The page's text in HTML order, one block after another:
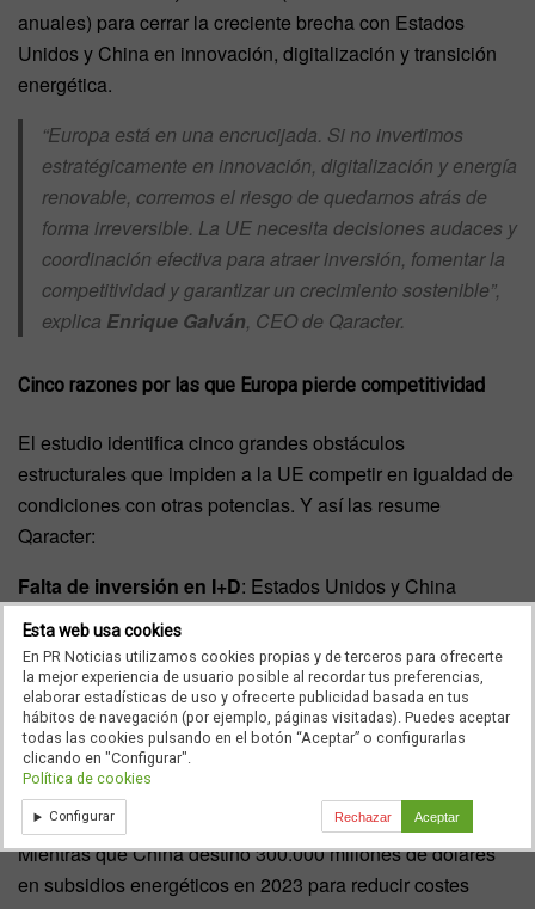
anuales) para cerrar la creciente brecha con Estados
Unidos y China en innovación, digitalización y transición
energética.
“Europa está en una encrucijada. Si no invertimos
estratégicamente en innovación, digitalización y energía
renovable, corremos el riesgo de quedarnos atrás de
forma irreversible. La UE necesita decisiones audaces y
coordinación efectiva para atraer inversión, fomentar la
competitividad y garantizar un crecimiento sostenible”,
explica Enrique Galván, CEO de Qaracter.
Cinco razones por las que Europa pierde competitividad
El estudio identifica cinco grandes obstáculos
estructurales que impiden a la UE competir en igualdad de
condiciones con otras potencias. Y así las resume
Qaracter:
Falta de inversión en I+D: Estados Unidos y China
superan ampliamente a la UE en innovación. En 2023, las
siete grandes tecnológicas estadounidenses invirtieron
200.000 millones de dólares en I+D, equivalente al 50% de
toda la inversión en I+D pública y privada de la UE.
Dependencia energética no sostenible
dependiendo de importaciones energéticas, lo que
encarece su producción y afecta su competitividad.
Mientras que China destinó 300.000 millones de dólares
en subsidios energéticos en 2023 para reducir costes
Esta web usa cookies
En PR Noticias utilizamos cookies propias y de terceros para ofrecerte
la mejor experiencia de usuario posible al recordar tus preferencias,
elaborar estadísticas de uso y ofrecerte publicidad basada en tus
hábitos de navegación (por ejemplo, páginas visitadas). Puedes aceptar
todas las cookies pulsando en el botón “Aceptar” o configurarlas
clicando en "Configurar".
Política de cookies
Configurar Rechazar Aceptar